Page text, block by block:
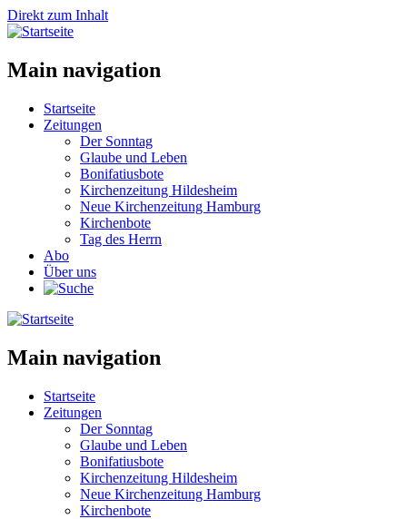
Direkt zum Inhalt
Main navigation
Startseite
Zeitungen
Der Sonntag
Glaube und Leben
Bonifatiusbote
Kirchenzeitung Hildesheim
Neue Kirchenzeitung Hamburg
Kirchenbote
Tag des Herrn
Abo
Über uns
Main navigation
Startseite
Zeitungen
Der Sonntag
Glaube und Leben
Bonifatiusbote
Kirchenzeitung Hildesheim
Neue Kirchenzeitung Hamburg
Kirchenbote